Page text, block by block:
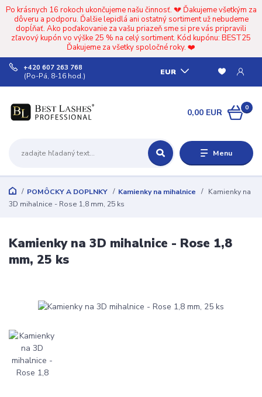
Po krásnych 16 rokoch ukončujeme našu činnosť. 💔 Ďakujeme všetkým za
dôveru a podporu. Ďalšie lepidlá ani ostatný sortiment už nebudeme
dopĺňať. Ako poďakovanie za vašu priazeň sme si pre vás pripravili
zľavový kupón vo výške 25 % na celý sortiment. Kód kupónu: BEST25
Ďakujeme za všetky spoločné roky. ❤️
Menu
EUR
+420 607 263 768
(Po-Pá, 8-16 hod.)
0
0,00 EUR
POMÔCKY A DOPLNKY Kamienky na mihalnice
Kamienky na
3D mihalnice - Rose 1,8 mm, 25 ks
Kamienky na 3D mihalnice - Rose 1,8
mm, 25 ks